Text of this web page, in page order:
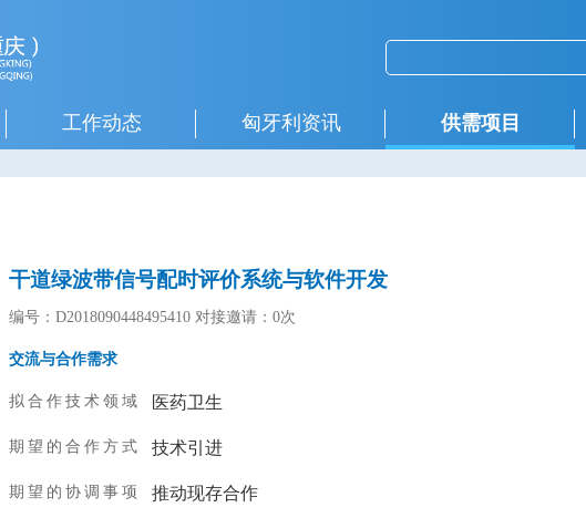
工作动态 匈牙利资讯 供需项目
干道绿波带信号配时评价系统与软件开发
编号：D2018090448495410对接邀请：0次
交流与合作需求
拟合作技术领域 医药卫生
期望的合作方式 技术引进
期望的协调事项 推动现存合作